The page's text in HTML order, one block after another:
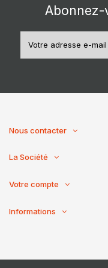
Abonnez-
Nous contacter
La Société
Votre compte
Informations